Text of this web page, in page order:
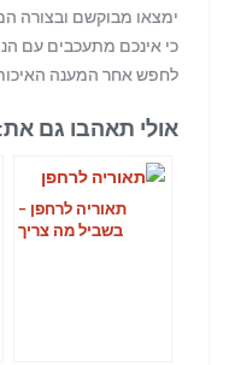
ימצאו מבוקשם ובצורה
כי אינכם מתעכבים עם
לחפש אחר המענה
אולי תאהבו גם את:
תאוריה לרחפן –
בשביל מה צריך